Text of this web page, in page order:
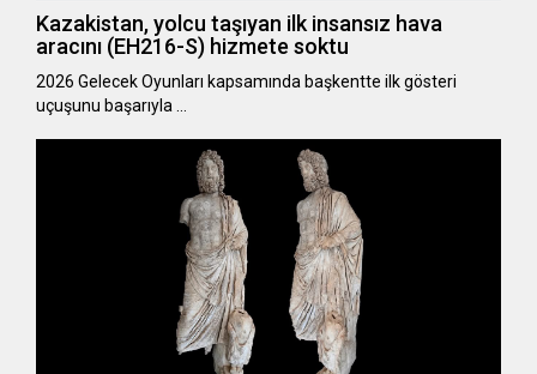
Kazakistan, yolcu taşıyan ilk insansız hava
aracını (EH216-S) hizmete soktu
2026 Gelecek Oyunları kapsamında başkentte ilk gösteri
uçuşunu başarıyla …